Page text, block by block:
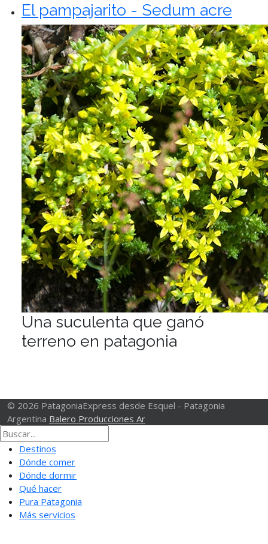
El pampajarito - Sedum acre
Una suculenta que ganó
terreno en patagonia
© 2026 PatagoniaExpress desde Esquel - Patagonia
Argentina Balero Producciones Ar
Destinos
Dónde comer
Dónde dormir
Qué hacer
Pura Patagonia
Más servicios